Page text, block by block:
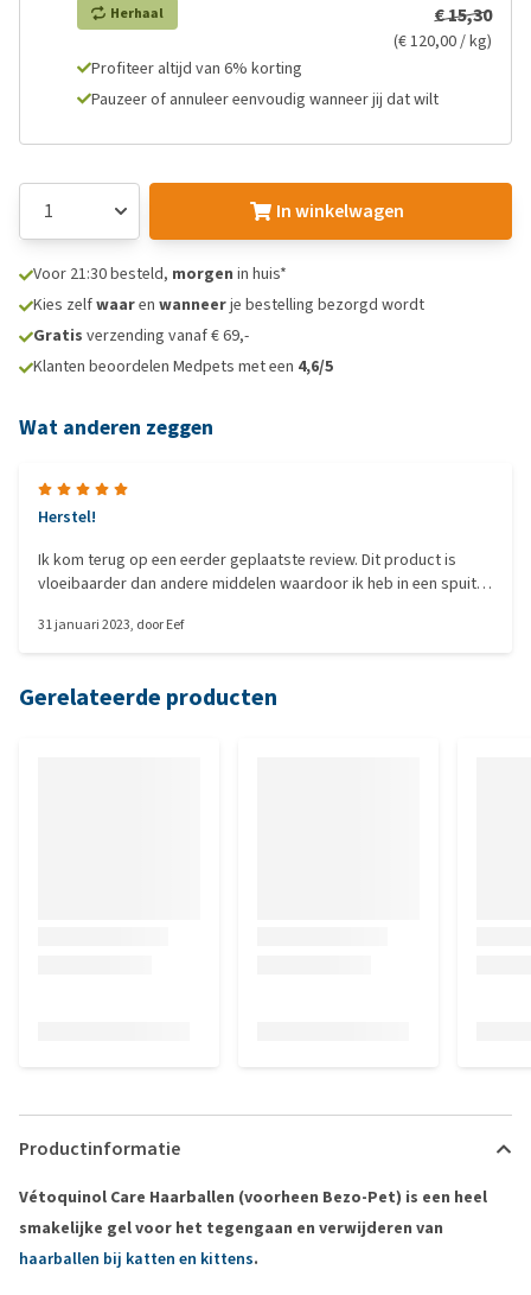
Herhaal € 15,30
(€ 120,00 / kg)
Profiteer altijd van 6% korting
Pauzeer of annuleer eenvoudig wanneer jij dat wilt
In winkelwagen
Voor 21:30 besteld, morgen in huis*
Kies zelfwaaren wanneerje bestelling bezorgd wordt
Gratis verzending vanaf € 69,-
Klanten beoordelen Medpets met een 4,6/5
Wat anderen zeggen
Herstel!
Ik kom terug op een eerder geplaatste review. Dit product is
vloeibaarder dan andere middelen waardoor ik heb in een spuitje
31 januari 2023, doorEef
Gerelateerde producten
Productinformatie
Vétoquinol Care Haarballen (voorheen Bezo-Pet) is een heel
smakelijke gel voor het tegengaan en verwijderen van
haarballen bij katten en kittens.